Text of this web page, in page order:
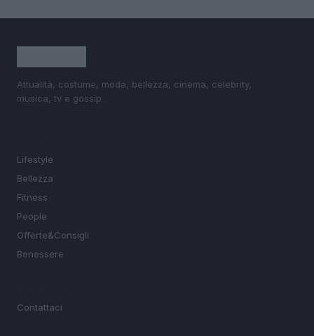
Attualità, costume, moda, bellezza, cinema, celebrity,
musica, tv e gossip.
Lifestyle
Bellezza
Fitness
People
Offerte&Consigli
Benessere
Contattaci